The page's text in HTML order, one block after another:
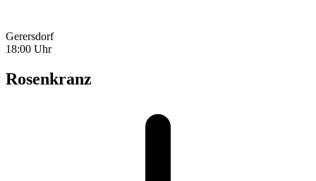
Gerersdorf
18:00 Uhr
Rosenkranz